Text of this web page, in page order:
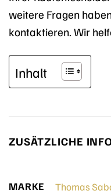
weitere Fragen
kontaktieren. Wir
Inhalt
ZUSÄTZLICHE
MARKE Thomas